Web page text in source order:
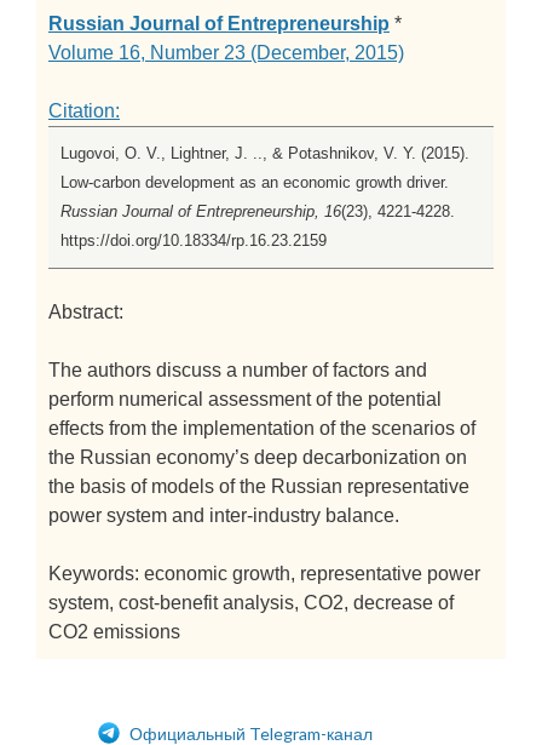
Russian Journal of Entrepreneurship *
Volume 16, Number 23 (December, 2015)
Citation:
Lugovoi, O. V., Lightner, J. .., & Potashnikov, V. Y. (2015).
Low-carbon development as an economic growth driver.
Russian Journal of Entrepreneurship, 16(23), 4221-4228.
https://doi.org/10.18334/rp.16.23.2159
Abstract:
The authors discuss a number of factors and
perform numerical assessment of the potential
effects from the implementation of the scenarios of
the Russian economy’s deep decarbonization on
the basis of models of the Russian representative
power system and inter-industry balance.
Keywords: economic growth, representative power
system, cost-benefit analysis, CO2, decrease of
CO2 emissions
Официальный Telegram-канал